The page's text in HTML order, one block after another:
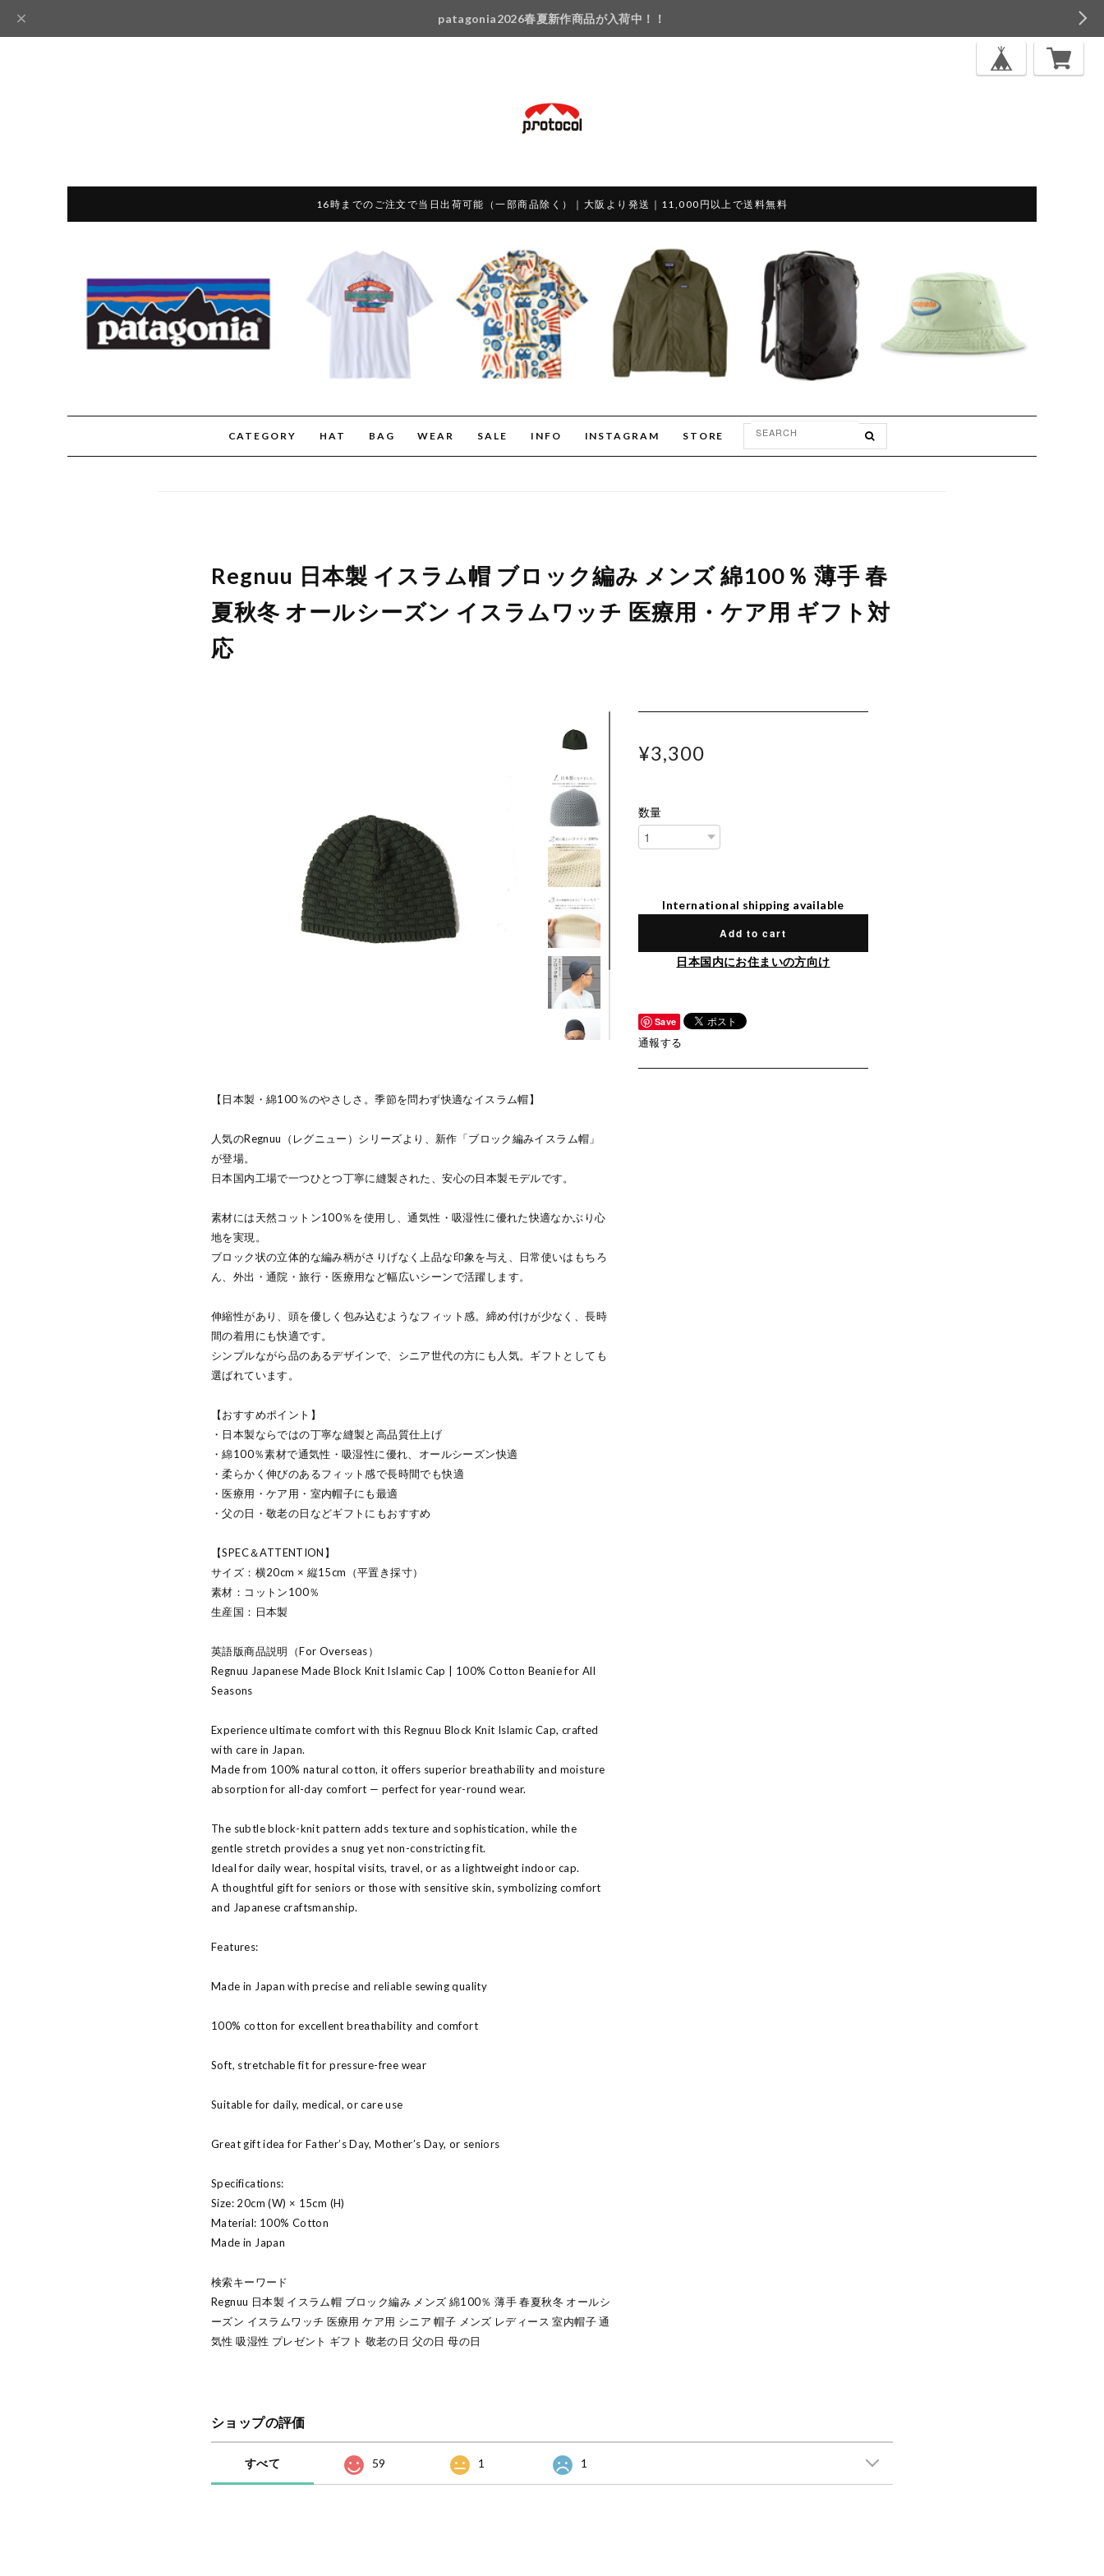
patagonia2026春夏新作商品が入荷中！！
16時までのご注文で当日出荷可能（一部商品除く）｜大阪より発送｜11,000円以上で送料無料
CATEGORY HAT BAG WEAR SALE INFO INSTAGRAM STORE
Regnuu 日本製 イスラム帽 ブロック編み メンズ 綿100％ 薄手 春
夏秋冬 オールシーズン イスラムワッチ 医療用・ケア用 ギフト対
応
【日本製・綿100％のやさしさ。季節を問わず快適なイスラム帽】
人気のRegnuu（レグニュー）シリーズより、新作「ブロック編みイスラム帽」
が登場。
日本国内工場で一つひとつ丁寧に縫製された、安心の日本製モデルです。
素材には天然コットン100％を使用し、通気性・吸湿性に優れた快適なかぶり心
地を実現。
ブロック状の立体的な編み柄がさりげなく上品な印象を与え、日常使いはもちろ
ん、外出・通院・旅行・医療用など幅広いシーンで活躍します。
伸縮性があり、頭を優しく包み込むようなフィット感。締め付けが少なく、長時
間の着用にも快適です。
シンプルながら品のあるデザインで、シニア世代の方にも人気。ギフトとしても
選ばれています。
【おすすめポイント】
・日本製ならではの丁寧な縫製と高品質仕上げ
・綿100％素材で通気性・吸湿性に優れ、オールシーズン快適
・柔らかく伸びのあるフィット感で長時間でも快適
・医療用・ケア用・室内帽子にも最適
・父の日・敬老の日などギフトにもおすすめ
【SPEC＆ATTENTION】
サイズ：横20cm × 縦15cm（平置き採寸）
素材：コットン100％
生産国：日本製
英語版商品説明（For Overseas）
Regnuu Japanese Made Block Knit Islamic Cap | 100% Cotton Beanie for All
Seasons
Experience ultimate comfort with this Regnuu Block Knit Islamic Cap, crafted
with care in Japan.
Made from 100% natural cotton, it offers superior breathability and moisture
absorption for all-day comfort — perfect for year-round wear.
The subtle block-knit pattern adds texture and sophistication, while the
gentle stretch provides a snug yet non-constricting fit.
Ideal for daily wear, hospital visits, travel, or as a lightweight indoor cap.
A thoughtful gift for seniors or those with sensitive skin, symbolizing comfort
and Japanese craftsmanship.
Features:
Made in Japan with precise and reliable sewing quality
100% cotton for excellent breathability and comfort
Soft, stretchable fit for pressure-free wear
Suitable for daily, medical, or care use
Great gift idea for Father’s Day, Mother’s Day, or seniors
Specifications:
Size: 20cm (W) × 15cm (H)
Material: 100% Cotton
Made in Japan
検索キーワード
Regnuu 日本製 イスラム帽 ブロック編み メンズ 綿100％ 薄手 春夏秋冬 オールシ
ーズン イスラムワッチ 医療用 ケア用 シニア 帽子 メンズ レディース 室内帽子 通
気性 吸湿性 プレゼント ギフト 敬老の日 父の日 母の日
¥3,300
数量
International shipping available
Add to cart
日本国内にお住まいの方向け
Save
通報する
ショップの評価
すべて 59 1 1